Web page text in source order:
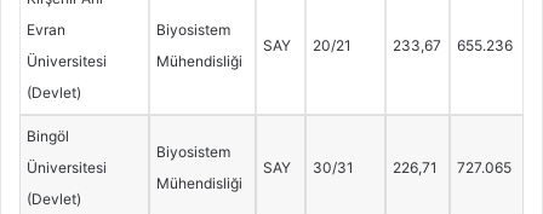
Evran
Üniversitesi
(Devlet)
Biyosistem
Mühendisliği
SAY 20/21 233,67 655.236
Bingöl
Üniversitesi
(Devlet)
Biyosistem
Mühendisliği
SAY 30/31 226,71 727.065